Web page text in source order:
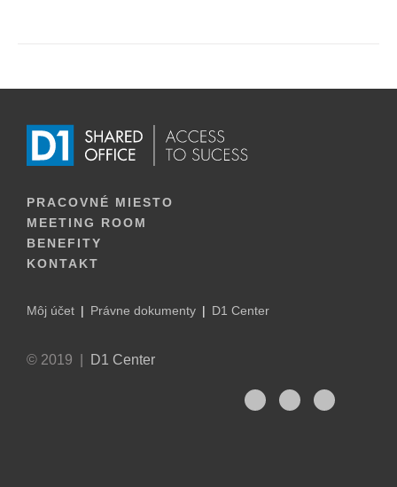
PRACOVNÉ MIESTO
MEETING ROOM
BENEFITY
KONTAKT
Môj účet Právne dokumenty D1 Center
© 2019 | D1 Center